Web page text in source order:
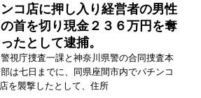
ンコ店に押し入り経営者の男性
の首を切り現金２３６万円を奪
ったとして逮捕。
警視庁捜査一課と神奈川県警の合同捜査本
部は七日までに、同県座間市内でパチンコ
店を襲撃したとして、住所